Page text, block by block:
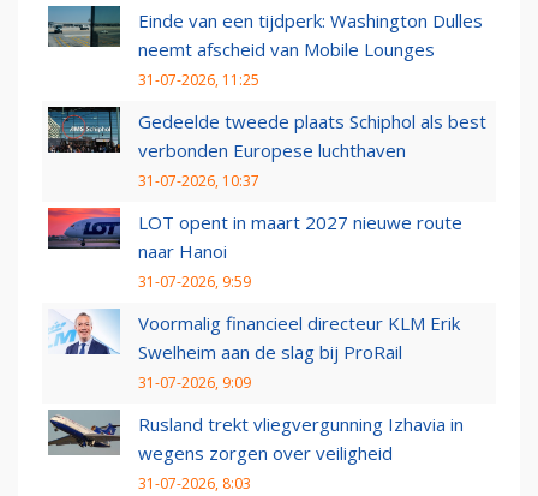
Einde van een tijdperk: Washington Dulles
neemt afscheid van Mobile Lounges
31-07-2026, 11:25
Gedeelde tweede plaats Schiphol als best
verbonden Europese luchthaven
31-07-2026, 10:37
LOT opent in maart 2027 nieuwe route
naar Hanoi
31-07-2026, 9:59
Voormalig financieel directeur KLM Erik
Swelheim aan de slag bij ProRail
31-07-2026, 9:09
Rusland trekt vliegvergunning Izhavia in
wegens zorgen over veiligheid
31-07-2026, 8:03